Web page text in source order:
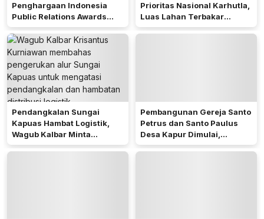
Penghargaan Indonesia
Public Relations Awards
2026
Prioritas Nasional Karhutla,
Luas Lahan Terbakar
Peringkat Keempat
Pendangkalan Sungai
Kapuas Hambat Logistik,
Wagub Kalbar Minta
Pengerukan Diprioritaskan
Pembangunan Gereja Santo
Petrus dan Santo Paulus
Desa Kapur Dimulai,
Pemkab Kubu Raya Siapkan